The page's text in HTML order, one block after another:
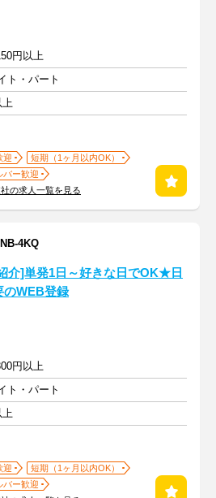
円以上
ト・パート
上
迎
短期（1ヶ月以内OK）
バー歓迎
の求人一覧を見る
4KQ
介]単発1日～好きな日でOK★日
のWEB登録
円以上
ト・パート
上
迎
短期（1ヶ月以内OK）
バー歓迎